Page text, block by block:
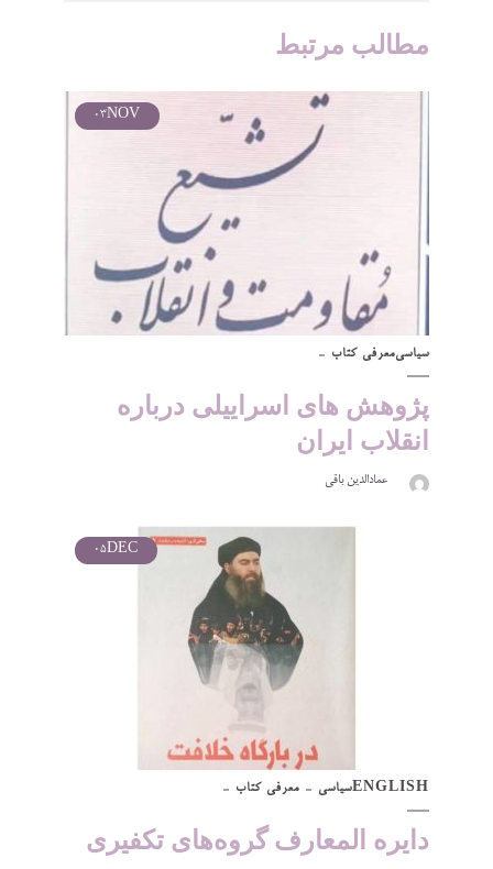
مطالب مرتبط
NOV
03
سیاسیمعرفی کتاب
پژوهش های اسراییلی درباره
انقلاب ایران
عمادالدین باقی
DEC
05
ENGLISHسیاسی معرفی کتاب
دایره المعارف گروه‌های تکفیری